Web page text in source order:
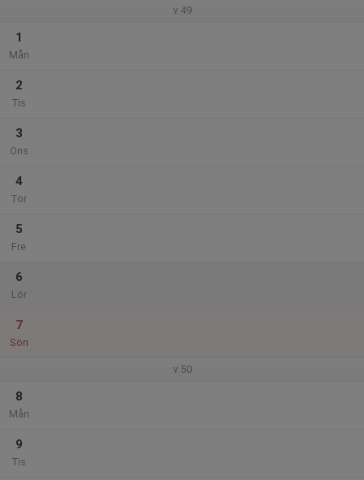
v.49
1
Mån
2
Tis
3
Ons
4
Tor
5
Fre
6
Lör
7
Sön
v.50
8
Mån
9
Tis